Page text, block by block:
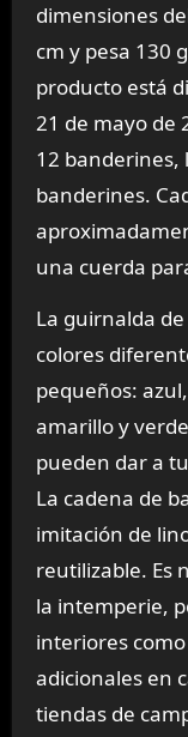
dimensiones
cm y pesa 130
producto está
21 de mayo de
12 banderines,
banderines.
una cuerda
La guirnalda
colores
pequeños:
amarillo y
pueden dar a
La cadena de
imitación de
reutilizable. Es
la intemperie,
interiores
adicionales en
tiendas de